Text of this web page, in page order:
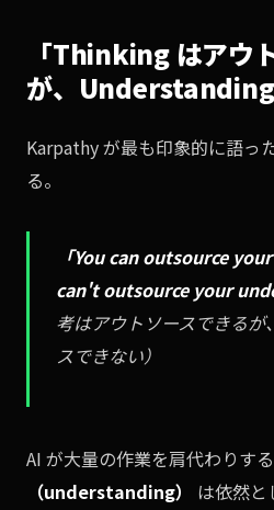
「Thinking はアウ
が、Understanding
Karpathy が最も印象的に語っ
る。
「You can outsource
can't outsource your
考はアウトソースできる
スできない）
AI が大量の作業を肩代わりする
（understanding）
は依然と